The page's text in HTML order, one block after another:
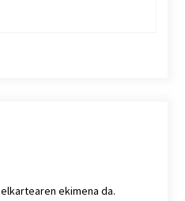
elkartearen ekimena da.